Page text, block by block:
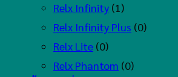
Relx Infinity (1)
Relx Infinity Plus (0)
Relx Lite (0)
Relx Phantom (0)